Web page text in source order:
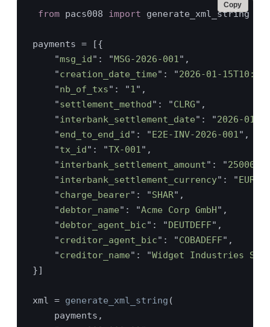
from pacs008 import
    "
msg_id": "MSG-2026-001
    "
creation_date_time": "2026-01-
    "
nb_of_txs": "1
    "
settlement_method": "CLRG
    "
interbank_settlement_date": "2026-01-
    "
end_to_end_id": "E2E-INV-2026-001
    "
tx_id": "TX-001
    "
interbank_settlement_amount": "
    "
interbank_settlement_currency": "EUR
    "
charge_bearer": "SHAR
    "
debtor_name": "Acme Corp GmbH
    "
debtor_agent_bic": "DEUTDEFF
    "
creditor_agent_bic": "COBADEFF
    "
creditor_name": "Widget Industries SA
xml = generate_xml_string
Copy